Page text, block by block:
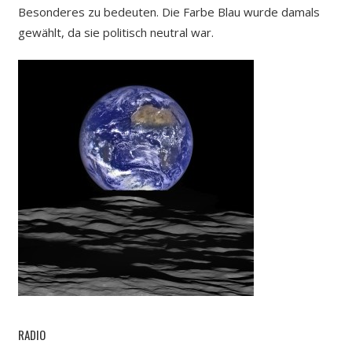
Besonderes zu bedeuten. Die Farbe Blau wurde damals
gewählt, da sie politisch neutral war.
RADIO